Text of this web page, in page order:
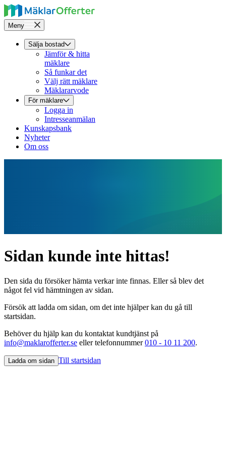
Meny
Sälja bostad
Jämför & hitta
mäklare
Så funkar det
Välj rätt mäklare
Mäklararvode
För mäklare
Logga in
Intresseanmälan
Kunskapsbank
Nyheter
Om oss
Sidan kunde inte hittas!
Den sida du försöker hämta verkar inte finnas. Eller så blev det
något fel vid hämtningen av sidan.
Försök att ladda om sidan, om det inte hjälper kan du gå till
startsidan.
Behöver du hjälp kan du kontaktat kundtjänst på
info@maklarofferter.se eller telefonnummer010 - 10 11 200.
Ladda om sidan Till startsidan